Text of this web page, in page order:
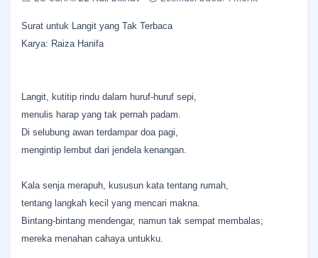
Surat untuk Langit yang Tak Terbaca
Karya: Raiza Hanifa
Langit, kutitip rindu dalam huruf-huruf sepi,
menulis harap yang tak pernah padam.
Di selubung awan terdampar doa pagi,
mengintip lembut dari jendela kenangan.
Kala senja merapuh, kususun kata tentang rumah,
tentang langkah kecil yang mencari makna.
Bintang-bintang mendengar, namun tak sempat membalas;
mereka menahan cahaya untukku.